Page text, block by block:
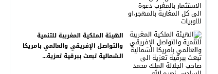
الهيئة الملكية المغربية للتنمية
والتواصل الإفريقي والعالمي بامريكا
الشمالية تبعث ببرقية تعزية...